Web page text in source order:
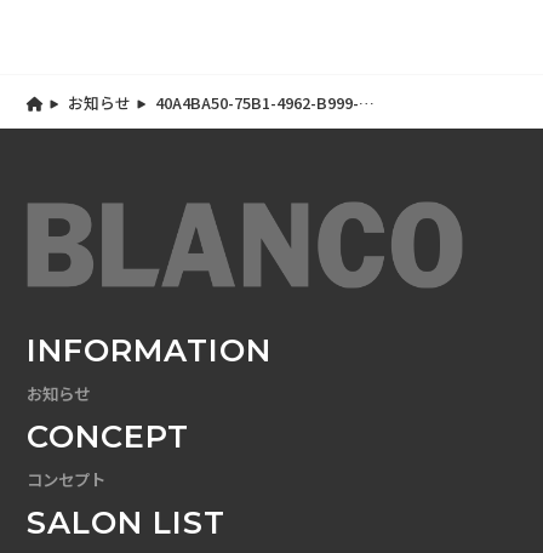
お知らせ
40A4BA50-75B1-4962-B999-
7CE87CD43838
INFORMATION
お知らせ
CONCEPT
コンセプト
SALON LIST